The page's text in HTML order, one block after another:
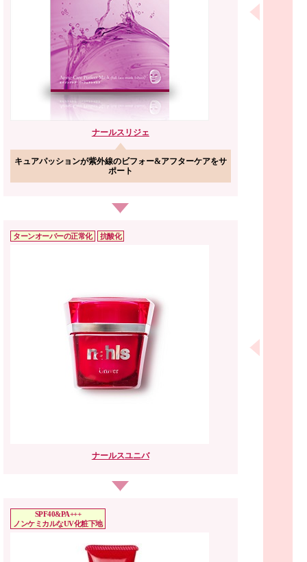
ナールス リジェ
キュアパッションが紫外線のビフォー&アフターケアをサ
ポート
ターンオーバーの正常化 抗酸化
ナールスユニバ
SPF40&PA+++
ノンケミカルなUV化粧下地